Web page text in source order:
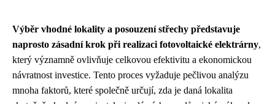
Výběr vhodné lokality a posouzení střechy představuje
naprosto zásadní krok při realizaci fotovoltaické elektrárny,
který významně ovlivňuje celkovou efektivitu a ekonomickou
návratnost investice. Tento proces vyžaduje pečlivou analýzu
mnoha faktorů, které společně určují, zda je daná lokalita